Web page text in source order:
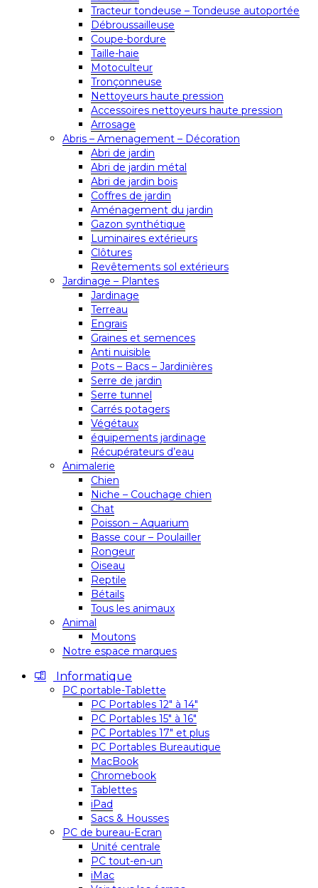
Tracteur tondeuse – Tondeuse autoportée
Débroussailleuse
Coupe-bordure
Taille-haie
Motoculteur
Tronçonneuse
Nettoyeurs haute pression
Accessoires nettoyeurs haute pression
Arrosage
Abris – Amenagement – Décoration
Abri de jardin
Abri de jardin métal
Abri de jardin bois
Coffres de jardin
Aménagement du jardin
Gazon synthétique
Luminaires extérieurs
Clôtures
Revêtements sol extérieurs
Jardinage – Plantes
Jardinage
Terreau
Engrais
Graines et semences
Anti nuisible
Pots – Bacs – Jardinières
Serre de jardin
Serre tunnel
Carrés potagers
Végétaux
équipements jardinage
Récupérateurs d’eau
Animalerie
Chien
Niche – Couchage chien
Chat
Poisson – Aquarium
Basse cour – Poulailler
Rongeur
Oiseau
Reptile
Bétails
Tous les animaux
Animal
Moutons
Notre espace marques
Informatique
PC portable-Tablette
PC Portables 12″ à 14″
PC Portables 15″ à 16″
PC Portables 17″ et plus
PC Portables Bureautique
MacBook
Chromebook
Tablettes
iPad
Sacs & Housses
PC de bureau-Ecran
Unité centrale
PC tout-en-un
iMac